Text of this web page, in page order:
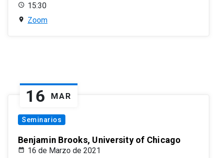
15:30
Zoom
16 MAR
Seminarios
Benjamin Brooks, University of Chicago
16 de Marzo de 2021